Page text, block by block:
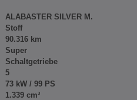
ALABASTER SILVER M.
Stoff
90.316 km
Super
Schaltgetriebe
5
73 kW / 99 PS
1.339 cm³